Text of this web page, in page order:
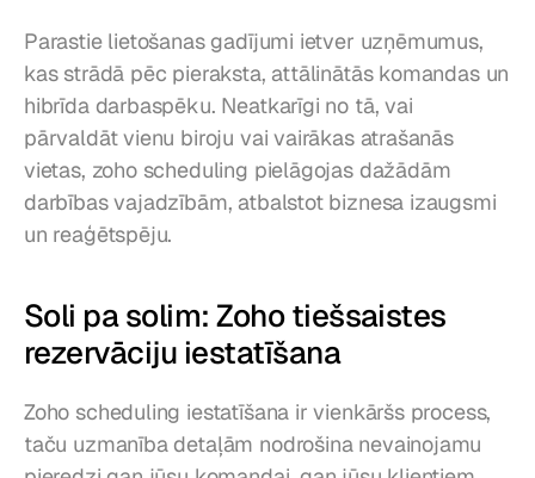
Parastie lietošanas gadījumi ietver uzņēmumus,
kas strādā pēc pieraksta, attālinātās komandas un
hibrīda darbaspēku. Neatkarīgi no tā, vai
pārvaldāt vienu biroju vai vairākas atrašanās
vietas, zoho scheduling pielāgojas dažādām
darbības vajadzībām, atbalstot biznesa izaugsmi
un reaģētspēju.
Soli pa solim: Zoho tiešsaistes
rezervāciju iestatīšana
Zoho scheduling iestatīšana ir vienkāršs process,
taču uzmanība detaļām nodrošina nevainojamu